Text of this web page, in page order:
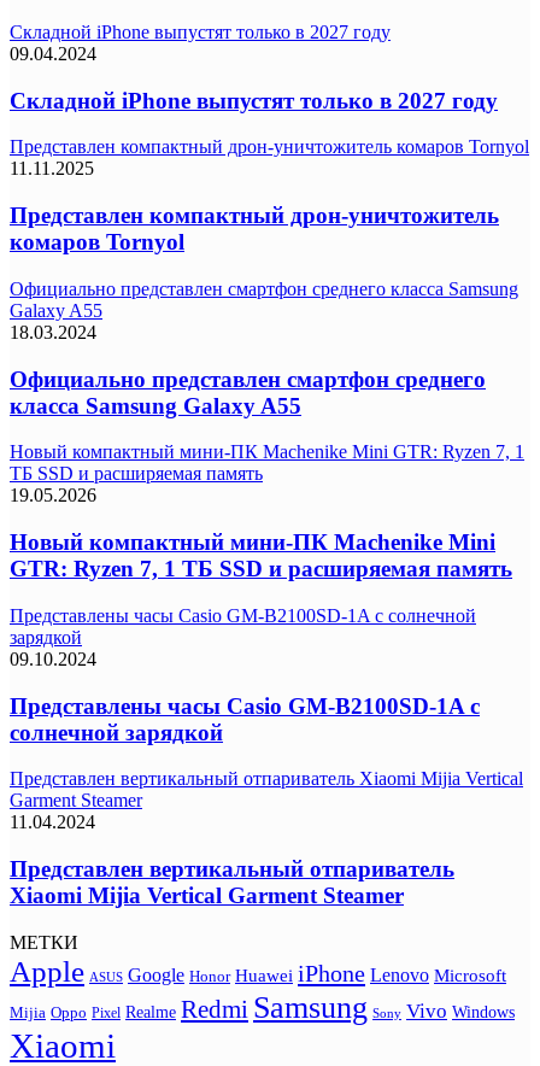
Складной iPhone выпустят только в 2027 году
09.04.2024
Складной iPhone выпустят только в 2027 году
Представлен компактный дрон-уничтожитель комаров Tornyol
11.11.2025
Представлен компактный дрон-уничтожитель
комаров Tornyol
Официально представлен смартфон среднего класса Samsung
Galaxy A55
18.03.2024
Официально представлен смартфон среднего
класса Samsung Galaxy A55
Новый компактный мини-ПК Machenike Mini GTR: Ryzen 7, 1
ТБ SSD и расширяемая память
19.05.2026
Новый компактный мини-ПК Machenike Mini
GTR: Ryzen 7, 1 ТБ SSD и расширяемая память
Представлены часы Casio GM-B2100SD-1A с солнечной
зарядкой
09.10.2024
Представлены часы Casio GM-B2100SD-1A с
солнечной зарядкой
Представлен вертикальный отпариватель Xiaomi Mijia Vertical
Garment Steamer
11.04.2024
Представлен вертикальный отпариватель
Xiaomi Mijia Vertical Garment Steamer
МЕТКИ
Apple ASUS Google Honor Huawei iPhone Lenovo Microsoft
Mijia Oppo Pixel Realme Redmi Samsung Sony Vivo Windows
Xiaomi